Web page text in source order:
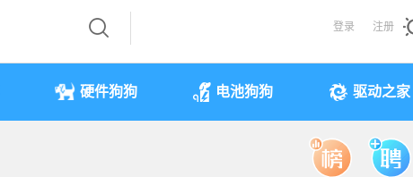
登录 注册
硬件狗狗 电池狗狗 驱动之家